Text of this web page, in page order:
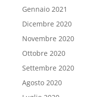
Gennaio 2021
Dicembre 2020
Novembre 2020
Ottobre 2020
Settembre 2020
Agosto 2020